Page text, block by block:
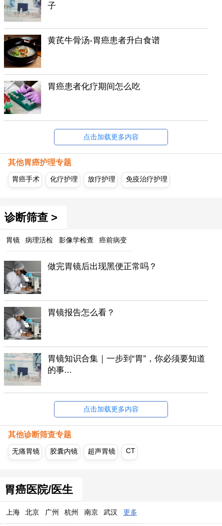
子
黄芪牛骨汤-胃癌患者升白食谱
胃癌患者化疗期间怎么吃
点击加载更多内容
其他胃癌护理专题
胃癌手术 化疗护理 放疗护理 免疫治疗护理
诊断筛查 >
胃镜 病理活检 影像学检查 癌前病变
做完胃镜后出现黑便正常吗？
胃镜报告怎么看？
胃镜知识合集｜一步到“胃”，你必须要知道
的事...
点击加载更多内容
其他诊断筛查专题
无痛胃镜 胶囊内镜 超声胃镜 CT
胃癌医院/医生
上海 北京 广州 杭州 南京 武汉 更多